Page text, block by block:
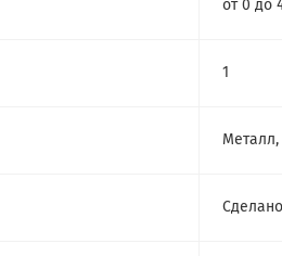
от 0 до
1
Металл,